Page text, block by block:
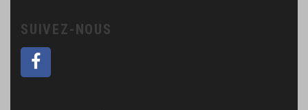
SUIVEZ-NOUS